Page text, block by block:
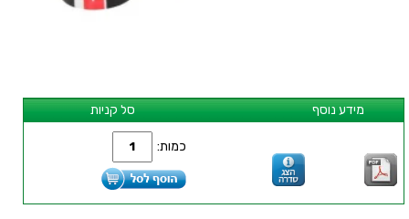
סל קניות מידע נוסף
כמות: